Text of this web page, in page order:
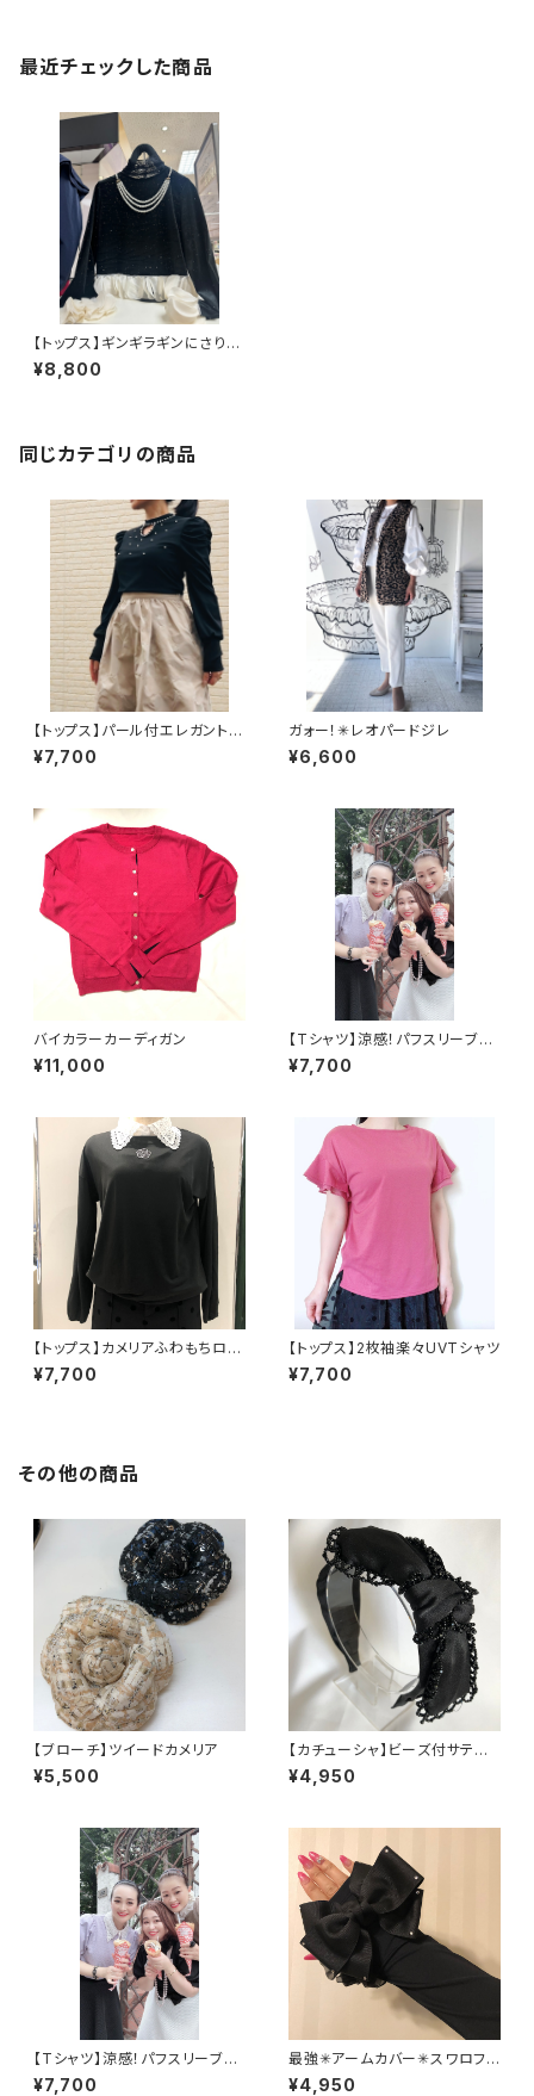
最近チェックした商品
【トップス】ギンギラギンにさりげ
なくベロア
¥8,800
同じカテゴリの商品
【トップス】パール付エレガントト
ップス
¥7,700
ガォー！✳︎レオパードジレ
¥6,600
バイカラーカーディガン
¥11,000
【Tシャツ】涼感！パフスリーブU
Vトップス
¥7,700
【トップス】カメリアふわもちロン
グTシャツ
¥7,700
【トップス】2枚袖楽々UVTシャツ
¥7,700
その他の商品
【ブローチ】ツイードカメリア
¥5,500
【カチューシャ】ビーズ付サテン
リボンカチューシャ
¥4,950
【Tシャツ】涼感！パフスリーブU
Vトップス
¥7,700
最強✳︎アームカバー✳︎スワロフ
スキー
¥4,950